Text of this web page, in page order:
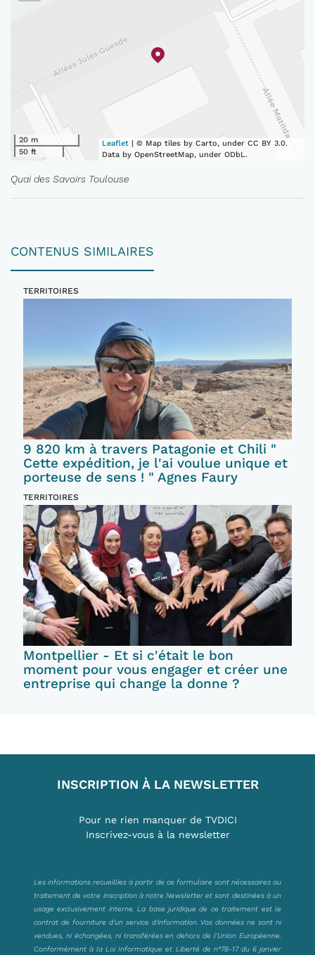
20 m
50 ft
Leaflet | © Map tiles by Carto, under CC BY 3.0.
Data by OpenStreetMap, under ODbL.
Quai des Savoirs Toulouse
CONTENUS SIMILAIRES
TERRITOIRES
9 820 km à travers Patagonie et Chili "
Cette expédition, je l'ai voulue unique et
porteuse de sens ! " Agnes Faury
TERRITOIRES
Montpellier - Et si c'était le bon
moment pour vous engager et créer une
entreprise qui change la donne ?
INSCRIPTION À LA NEWSLETTER
Pour ne rien manquer de TVDICI
Inscrivez-vous à la newsletter
Les informations recueillies à partir de ce formulaire sont nécessaires au
traitement de votre inscription à notre Newsletter et sont destinées à un
usage exclusivement interne. La base juridique de ce traitement est le
contrat de fourniture d’un service d’information. Vos données ne sont ni
vendues, ni échangées, ni transférées en dehors de l’Union Européenne.
Conformément à la Loi Informatique et Liberté de n°78-17 du 6 janvier